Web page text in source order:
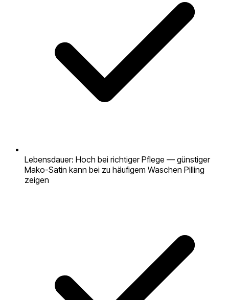
Lebensdauer: Hoch bei richtiger Pflege — günstiger
Mako-Satin kann bei zu häufigem Waschen Pilling
zeigen